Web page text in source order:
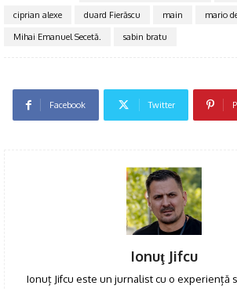
ciprian alexe
duard Fierăscu main
mario
Mihai Emanuel Secetă.
sabin bratu
Facebook Twitter
Ionuţ Jifcu
Ionuț Jifcu este un jurnalist cu o experiență